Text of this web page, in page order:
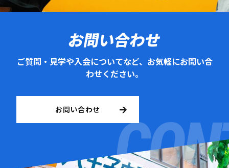
お問い合わせ
ご質問・見学や入会についてなど、お気軽にお問い合
わせください。
お問い合わせ